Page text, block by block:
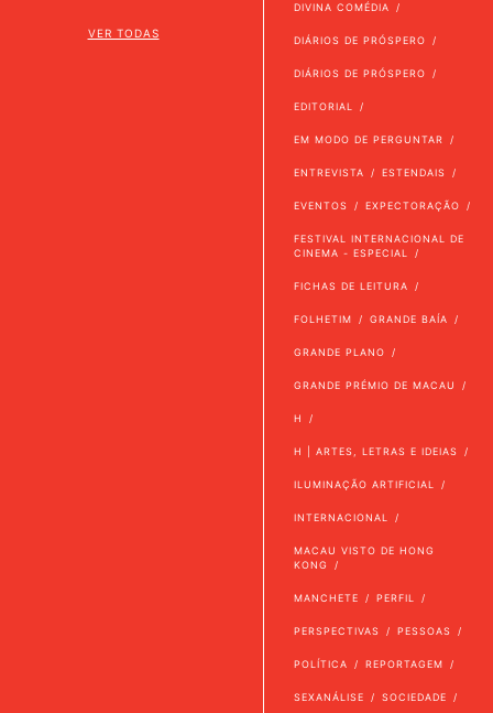
VER TODAS
DIVINA COMÉDIA
DIÁRIOS DE PRÓSPERO
DIÁRIOS DE PRÓSPERO
EDITORIAL
EM MODO DE PERGUNTAR
ENTREVISTA ESTENDAIS
EVENTOS EXPECTORAÇÃO
FESTIVAL INTERNACIONAL DE
CINEMA - ESPECIAL
FICHAS DE LEITURA
FOLHETIM GRANDE BAÍA
GRANDE PLANO
GRANDE PRÉMIO DE MACAU
H
H | ARTES, LETRAS E IDEIAS
ILUMINAÇÃO ARTIFICIAL
INTERNACIONAL
MACAU VISTO DE HONG
KONG
MANCHETE PERFIL
PERSPECTIVAS PESSOAS
POLÍTICA REPORTAGEM
SEXANÁLISE SOCIEDADE